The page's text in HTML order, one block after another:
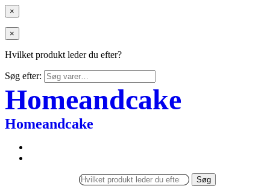
×
×
Hvilket produkt leder du efter?
Søg efter:
Homeandcake
Homeandcake
Søg